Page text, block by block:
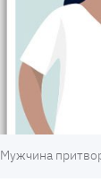
Мужчина